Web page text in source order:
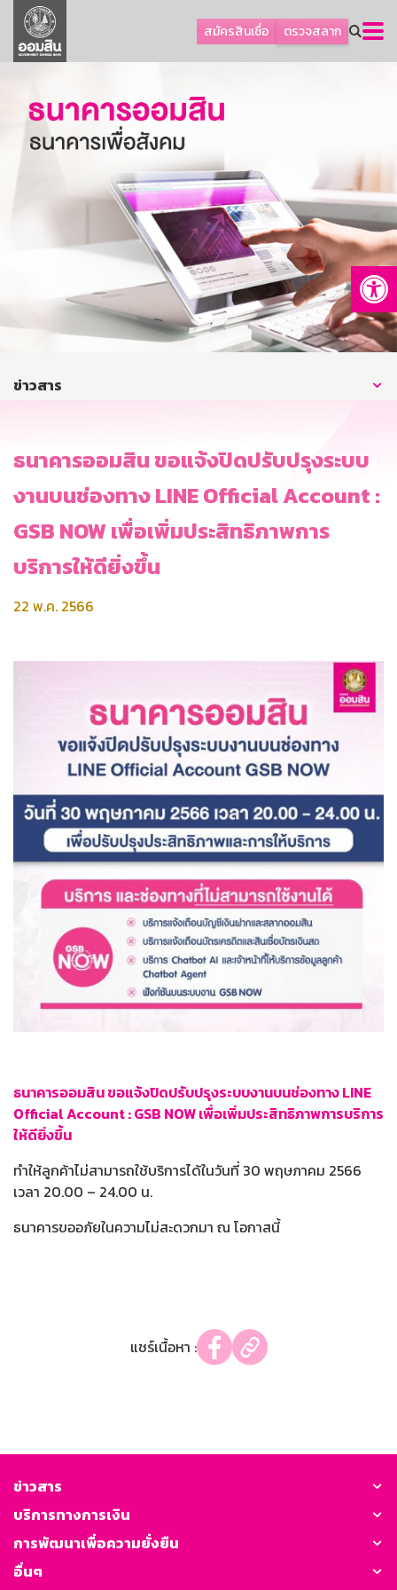
สมัครสินเชื่อ ตรวจสลาก
ลูกค้าธุรกิจ
ลูกค้าผู้ประกอบรายย่อย
ออมเพื่อสุข
เกี่ยวกับธนาคาร
การพัฒนาที่ยั่งยืน
บริการทางการเงิน
ติดต่อเรา
บริการออนไลน์
ข่าวสาร
ธนาคารออมสิน ขอแจ้งปิดปรับปรุงระบบ
งานบนช่องทาง LINE Official Account :
GSB NOW เพื่อเพิ่มประสิทธิภาพการ
บริการให้ดียิ่งขึ้น
22 พ.ค. 2566
ธนาคารออมสิน ขอแจ้งปิดปรับปรุงระบบงานบนช่องทาง LINE
Official Account : GSB NOW เพื่อเพิ่มประสิทธิภาพการบริการ
ให้ดียิ่งขึ้น
ทำให้ลูกค้าไม่สามารถใช้บริการได้ในวันที่ 30 พฤษภาคม 2566
เวลา 20.00 – 24.00 น.
ธนาคารขออภัยในความไม่สะดวกมา ณ โอกาสนี้
แชร์เนื้อหา :
ข่าวสาร
บริการทางการเงิน
การพัฒนาเพื่อความยั่งยืน
อื่นๆ